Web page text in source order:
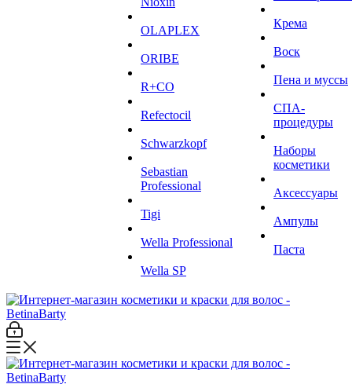
OLAPLEX
ORIBE
R+CO
Refectocil
Schwarzkopf
Sebastian
Professional
Tigi
Wella Professional
Wella SP
Крема
Воск
Пена и муссы
СПА-
процедуры
Наборы
косметики
Аксессуары
Ампулы
Паста